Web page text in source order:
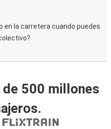
en la carretera cuando puedes
de 500 millones